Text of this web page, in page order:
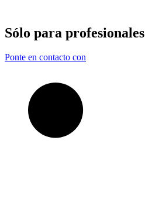
Sólo para profesionales
Ponte en contacto con